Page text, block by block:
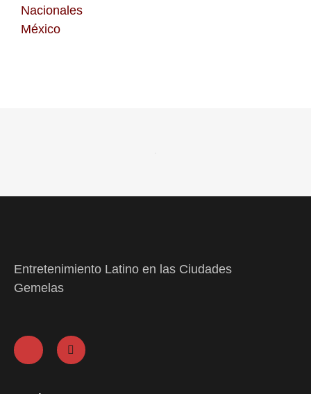
Nacionales
México
Entretenimiento Latino en las Ciudades
Gemelas